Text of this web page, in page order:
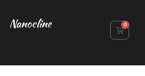
Nanocline 0